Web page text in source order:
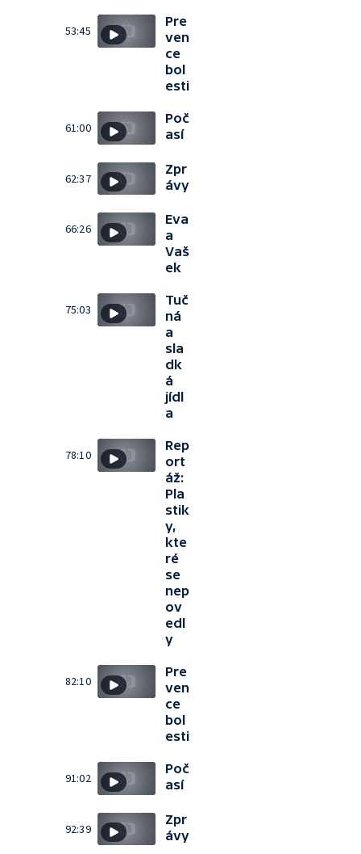
53:45
Pre
ven
ce
bol
esti
61:00
Poč
así
62:37
Zpr
ávy
66:26
Eva
a
Vaš
ek
75:03
Tuč
ná
a
sla
dk
á
jídl
a
78:10
Rep
ort
áž:
Pla
stik
y,
kte
ré
se
nep
ov
edl
y
82:10
Pre
ven
ce
bol
esti
91:02
Poč
así
92:39
Zpr
ávy